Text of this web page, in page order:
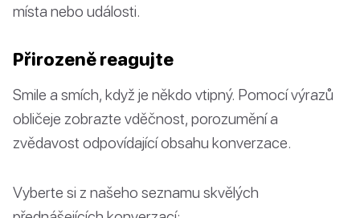
místa nebo události.
Přirozeně reagujte
Smile a smích, když je někdo vtipný. Pomocí výrazů
obličeje zobrazte vděčnost, porozumění a
zvědavost odpovídající obsahu konverzace.
Vyberte si z našeho seznamu skvělých